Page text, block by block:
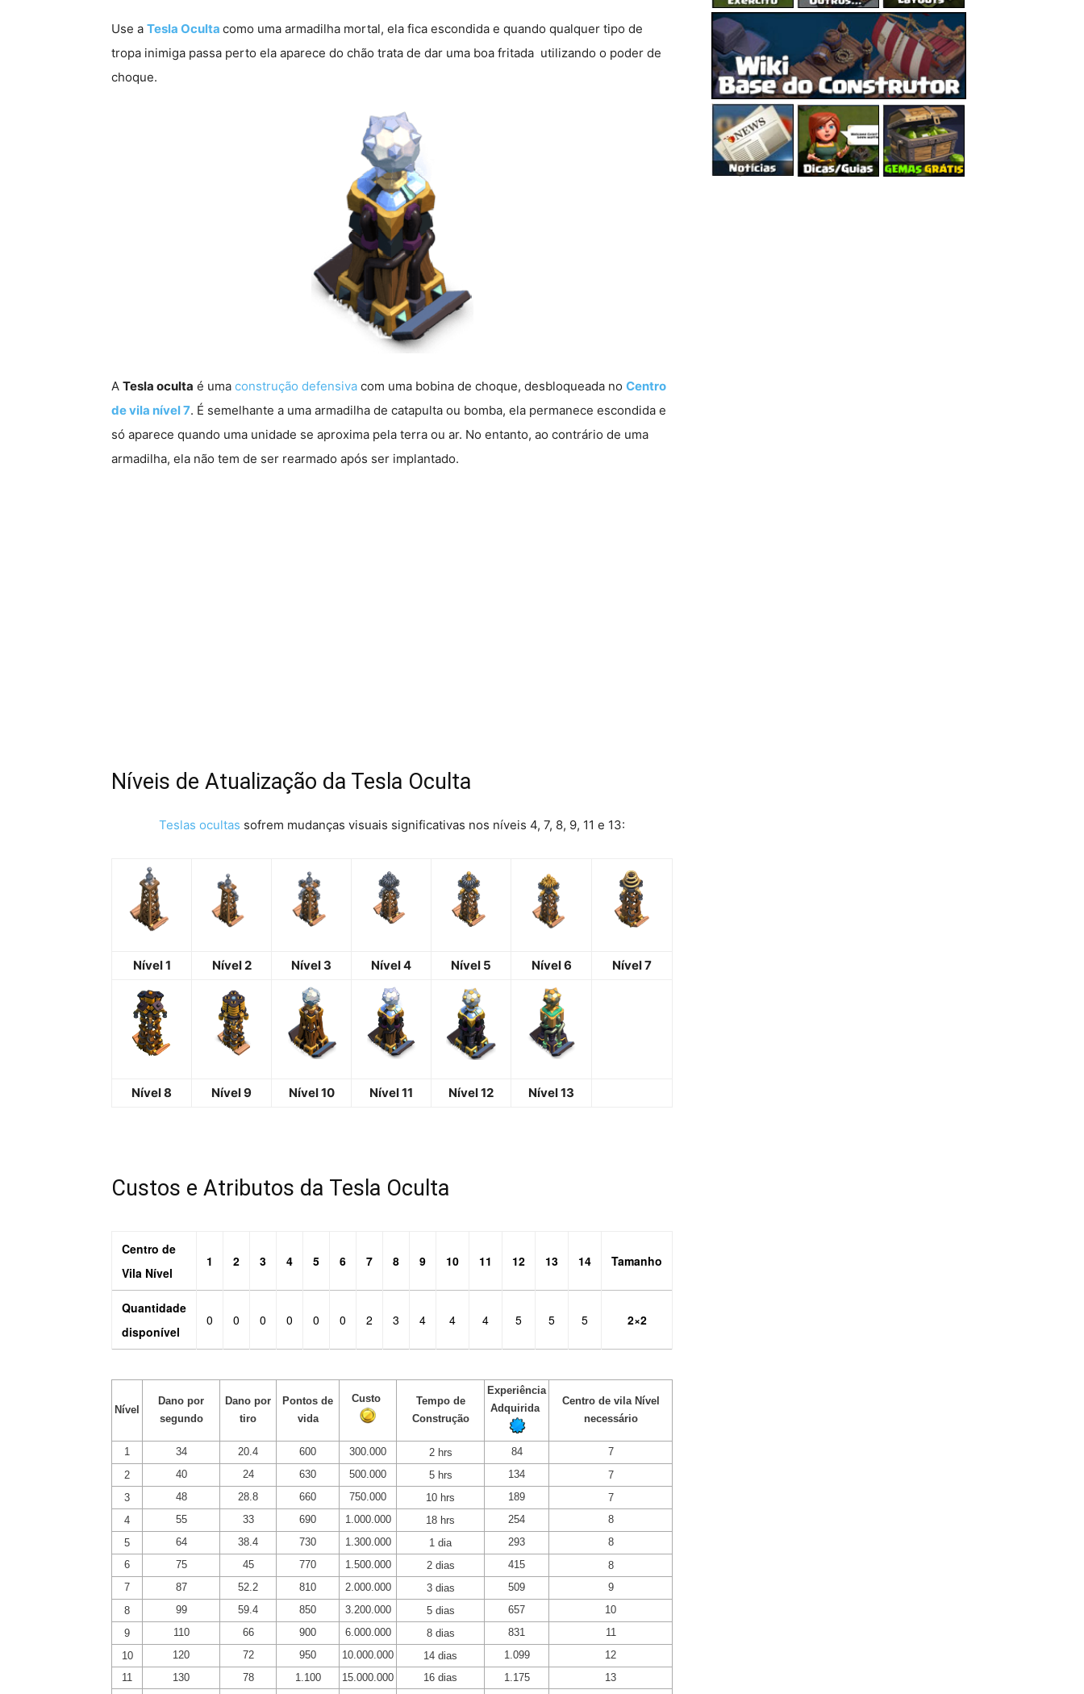
Use a Tesla Oculta como uma armadilha mortal, ela fica escondida e quando qualquer tipo de
tropa inimiga passa perto ela aparece do chão trata de dar uma boa fritada utilizando o poder de
choque.
A Tesla oculta é uma construção defensiva com uma bobina de choque, desbloqueada no Centro
de vila nível 7. É semelhante a uma armadilha de catapulta ou bomba, ela permanece escondida e
só aparece quando uma unidade se aproxima pela terra ou ar. No entanto, ao contrário de uma
armadilha, ela não tem de ser rearmado após ser implantado.
Níveis de Atualização da Tesla Oculta
Teslas ocultas sofrem mudanças visuais significativas nos níveis 4, 7, 8, 9, 11 e 13:
Nível 1 Nível 2 Nível 3 Nível 4 Nível 5 Nível 6 Nível 7
Nível 8 Nível 9 Nível 10 Nível 11 Nível 12 Nível 13
Custos e Atributos da Tesla Oculta
Centro de
Vila Nível
1 2 3 4 5 6 7 8 9 10 11 12 13 14 Tamanho
Quantidade
disponível
0 0 0 0 0 0 2 3 4 4 4 5 5 5 2×2
Nível
Dano por
segundo
Dano por
tiro
Pontos de
vida
Custo
Tempo de
Construção
Experiência
Adquirida
Centro de vila Nível
necessário
1 34 20.4 600 300.000 2 hrs 84
7
2
40 24 630 500.000 5 hrs 134
7
3
48 28.8 660 750.000 10 hrs 189
7
4
55 33 690 1.000.000 18 hrs 254
8
5
64 38.4 730 1.300.000 1 dia 293
8
6
75 45 770 1.500.000 2 dias 415
8
7
87 52.2 810 2.000.000 3 dias 509
9
8
99 59.4 850 3.200.000 5 dias 657
10
9
110 66 900 6.000.000 8 dias 831
11
10
120 72 950 10.000.000 14 dias 1.099
12
11
130 78 1.100 15.000.000 16 dias 1.175
13